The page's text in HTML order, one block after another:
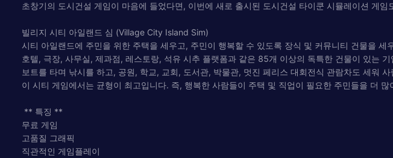
초창기의 도시건설 게임이 마음에 들었다면, 이번에 새로 출시된 도시건설 타이쿤 시뮬레이션 게임
빌리지 시티 아일랜드 심 (Village City Island Sim)
시티 아일랜드에 주민을 위한 주택을 세우고, 주민이 행복할 수 있도록 장식 및 커뮤니티 건물을
호텔, 극장, 사무실, 제과점, 레스토랑, 석유 시추 플랫폼과 같은 85개 이상의 독특한 건물이 있는
보트를 타며 낚시를 하고, 공원, 학교, 교회, 도서관, 박물관, 멋진 페리스 대회전식 관람차도 세워
이 시티 게임에서는 균형이 최고입니다. 즉, 행복한 사람들이 주택 및 직업이 필요한 주민들을 더 많
** 특징 **
무료 게임
고품질 그래픽
직관적인 게임플레이